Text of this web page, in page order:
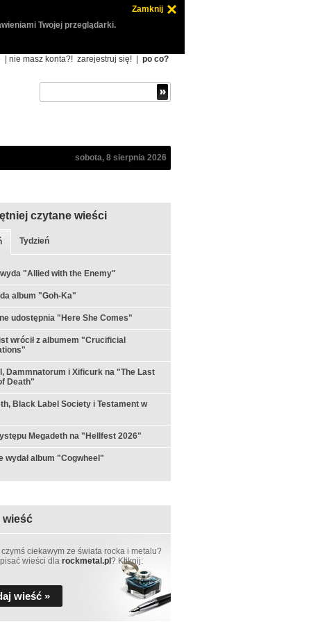
Zamknij
Twojej przeglądarki.
| nie masz konta?! zarejestruj się! po co?
sobota, 8 sierpnia 2026
czytane wieści
Tydzień
"Allied with the Enemy"
album "Goh-Ka"
udostępnia "Here She Comes"
wrócił z albumem "Crucificial
Dammnatorum i Xificurk na "The Last
Death"
Black Label Society i Testament w
Megadeth na "Hellfest 2026"
wydał album "Cogwheel"
wieść
ciekawym ze świata rocka i metalu?
wieści dla rockmetal.pl ? Kliknij:
wieść »